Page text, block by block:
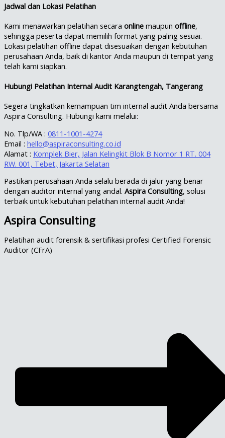
Jadwal dan Lokasi Pelatihan
Kami menawarkan pelatihan secara online maupun offline,
sehingga peserta dapat memilih format yang paling sesuai.
Lokasi pelatihan offline dapat disesuaikan dengan kebutuhan
perusahaan Anda, baik di kantor Anda maupun di tempat yang
telah kami siapkan.
Hubungi Pelatihan Internal Audit Karangtengah, Tangerang
Segera tingkatkan kemampuan tim internal audit Anda bersama
Aspira Consulting. Hubungi kami melalui:
No. Tlp/WA : 0811-1001-4274
Email : hello@aspiraconsulting.co.id
Alamat : Komplek Bier, Jalan Kelingkit Blok B Nomor 1 RT. 004
RW. 001, Tebet, Jakarta Selatan
Pastikan perusahaan Anda selalu berada di jalur yang benar
dengan auditor internal yang andal. Aspira Consulting, solusi
terbaik untuk kebutuhan pelatihan internal audit Anda!
Aspira Consulting
Pelatihan audit forensik & sertifikasi profesi Certified Forensic
Auditor (CFrA)